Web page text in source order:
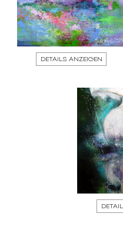
DETAILS ANZEIGEN